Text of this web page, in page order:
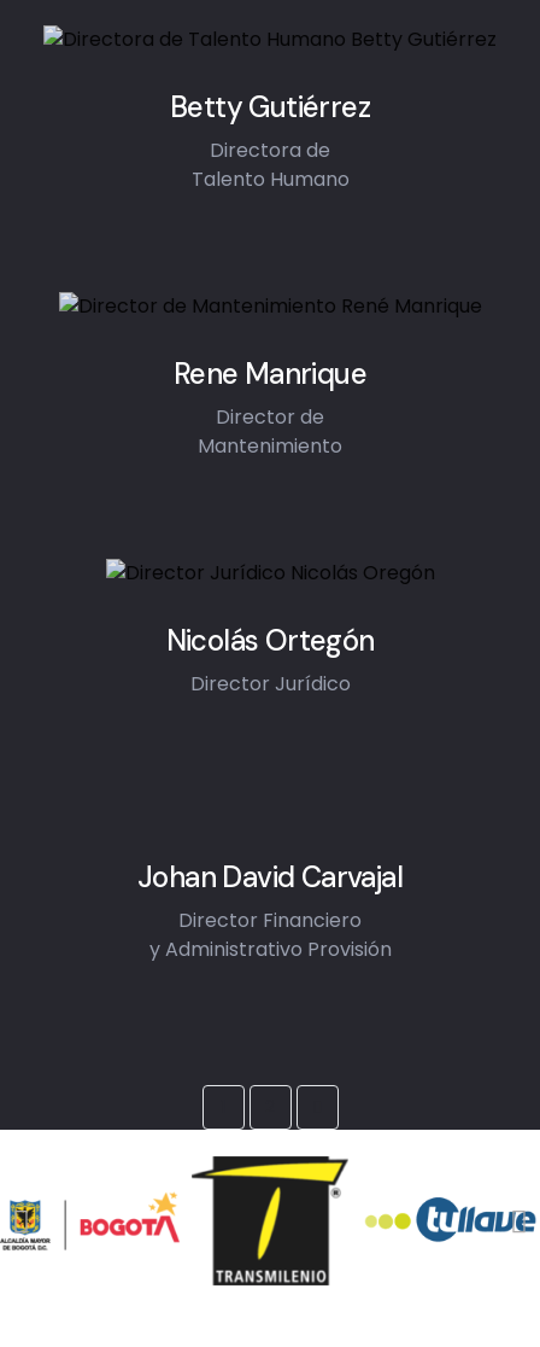
Betty Gutiérrez
Directora de
Talento Humano
Rene Manrique
Director de
Mantenimiento
Nicolás Ortegón
Director Jurídico
Johan David Carvajal
Director Financiero
y Administrativo Provisión